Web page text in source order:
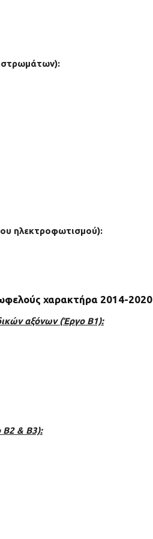
ηλεκτροφωτισμού):
χαρακτήρα 2014-2020
αξόνων (Έργο Β1):
Β2 & Β3):